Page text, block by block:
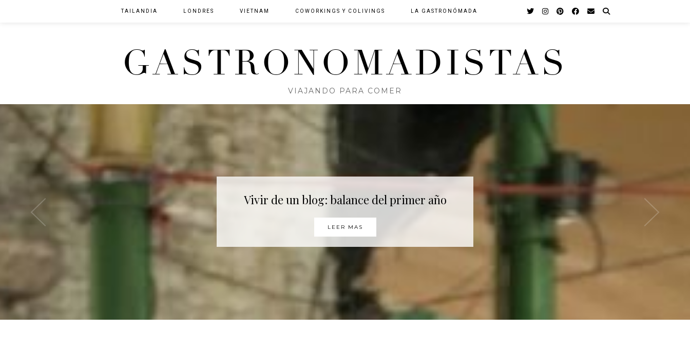
GASTRONOMADISTAS
VIAJANDO PARA COMER
TAILANDIA LONDRES VIETNAM COWORKINGS Y COLIVINGS LA GASTRONÓMADA
Vivir de un blog: balance del primer año
LEER MAS